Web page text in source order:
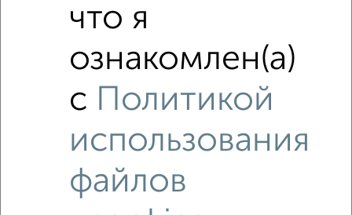
Средняя цена район
Это предложение
Средняя цена по городу
Похожие предложения рядом
4‑комнатные квартиры недалеко от микрорайон Новая
что я
ознакомлен(а)
с Политикой
использования
файлов